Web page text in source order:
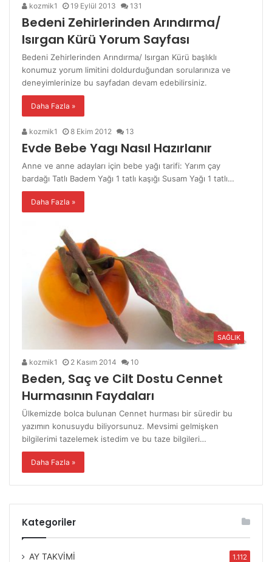
kozmik1 19 Eylül 2013 131
Bedeni Zehirlerinden Arındırma/
Isırgan Kürü Yorum Sayfası
Bedeni Zehirlerinden Arındırma/ Isırgan Kürü başlıklı
konumuz yorum limitini doldurduğundan sorularınıza ve
deneyimlerinize bu sayfadan devam edebilirsiniz.
Daha Fazla »
kozmik1 8 Ekim 2012 13
Evde Bebe Yagı Nasıl Hazırlanır
Anne ve anne adayları için bebe yağı tarifi: Yarım çay
bardağı Tatlı Badem Yağı 1 tatlı kaşığı Susam Yağı 1 tatlı…
Daha Fazla »
SAĞLIK
kozmik1 2 Kasım 2014 10
Beden, Saç ve Cilt Dostu Cennet
Hurmasının Faydaları
Ülkemizde bolca bulunan Cennet hurması bir süredir bu
yazımın konusuydu biliyorsunuz. Mevsimi gelmişken
bilgilerimi tazelemek istedim ve bu taze bilgileri…
Daha Fazla »
Kategoriler
AY TAKVİMİ 1.112